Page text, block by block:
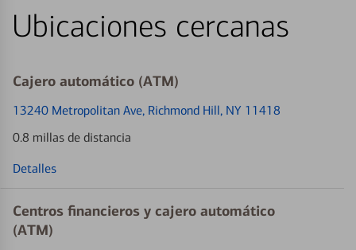
Ubicaciones cercanas
Cajero automático (ATM)
13240 Metropolitan Ave, Richmond Hill, NY 11418
0.8 millas de distancia
Detalles
Centros financieros y cajero automático
(ATM)